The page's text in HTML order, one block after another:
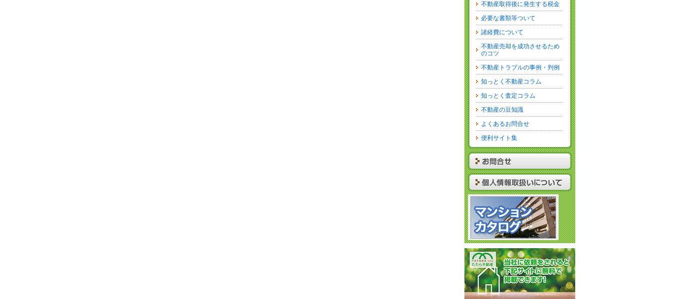
不動産取得後に発生する税金
必要な書類等ついて
諸経費について
不動産売却を成功させるため
のコツ
不動産トラブルの事例・判例
知っとく不動産コラム
知っとく査定コラム
不動産の豆知識
よくあるお問合せ
便利サイト集